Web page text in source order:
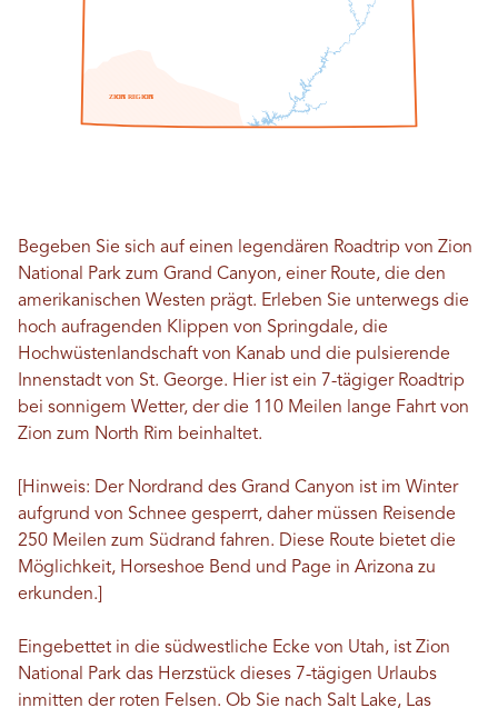
ZICH
ON REGICH
ON
Begeben Sie sich auf einen legendären Roadtrip von Zion
National Park zum Grand Canyon, einer Route, die den
amerikanischen Westen prägt. Erleben Sie unterwegs die
hoch aufragenden Klippen von Springdale, die
Hochwüstenlandschaft von Kanab und die pulsierende
Innenstadt von St. George. Hier ist ein 7-tägiger Roadtrip
bei sonnigem Wetter, der die 110 Meilen lange Fahrt von
Zion zum North Rim beinhaltet.
[Hinweis: Der Nordrand des Grand Canyon ist im Winter
aufgrund von Schnee gesperrt, daher müssen Reisende
250 Meilen zum Südrand fahren. Diese Route bietet die
Möglichkeit, Horseshoe Bend und Page in Arizona zu
erkunden.]
Eingebettet in die südwestliche Ecke von Utah, ist Zion
National Park das Herzstück dieses 7-tägigen Urlaubs
inmitten der roten Felsen. Ob Sie nach Salt Lake, Las